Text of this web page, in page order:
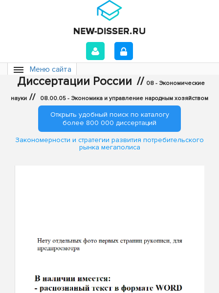
Меню сайта
Диссертации России // 08 - Экономические
науки // 08.00.05 - Экономика и управление народным хозяйством
Открыть удобный поиск по каталогу
более 800 000 диссертаций
Закономерности и стратегии развития потребительского
рынка мегаполиса